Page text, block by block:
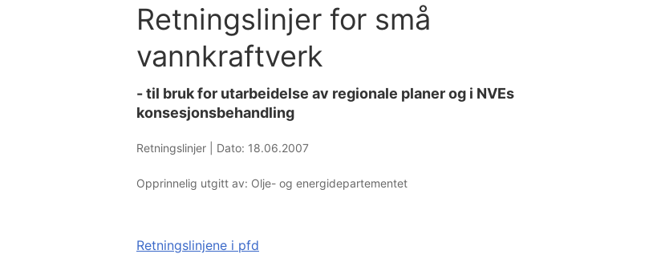
Retningslinjer for små
vannkraftverk
- til bruk for utarbeidelse av regionale planer og i NVEs
konsesjonsbehandling
Retningslinjer | Dato: 18.06.2007
Opprinnelig utgitt av: Olje- og energidepartementet
Retningslinjene i pfd